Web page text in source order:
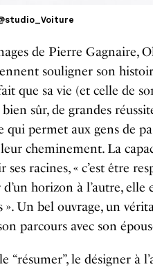
de Pierre Gagnaire,
souligner son
que sa vie (et celle de
bien sûr, de grandes
qui permet aux gens de
cheminement.La
ses racines, « c’est être
horizon à l’autre, elle
». Un bel ouvrage, un
parcours avec son
“résumer”, le désigner à